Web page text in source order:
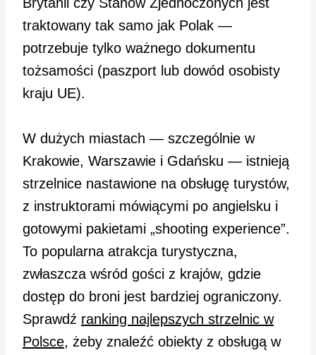
traktowany tak samo jak Polak —
potrzebuje tylko ważnego dokumentu
tożsamości (paszport lub dowód osobisty
kraju UE).
W dużych miastach — szczególnie w
Krakowie, Warszawie i Gdańsku — istnieją
strzelnice nastawione na obsługę turystów,
z instruktorami mówiącymi po angielsku i
gotowymi pakietami „shooting experience”.
To popularna atrakcja turystyczna,
zwłaszcza wśród gości z krajów, gdzie
dostęp do broni jest bardziej ograniczony.
Sprawdź ranking najlepszych strzelnic w
Polsce, żeby znaleźć obiekty z obsługą w